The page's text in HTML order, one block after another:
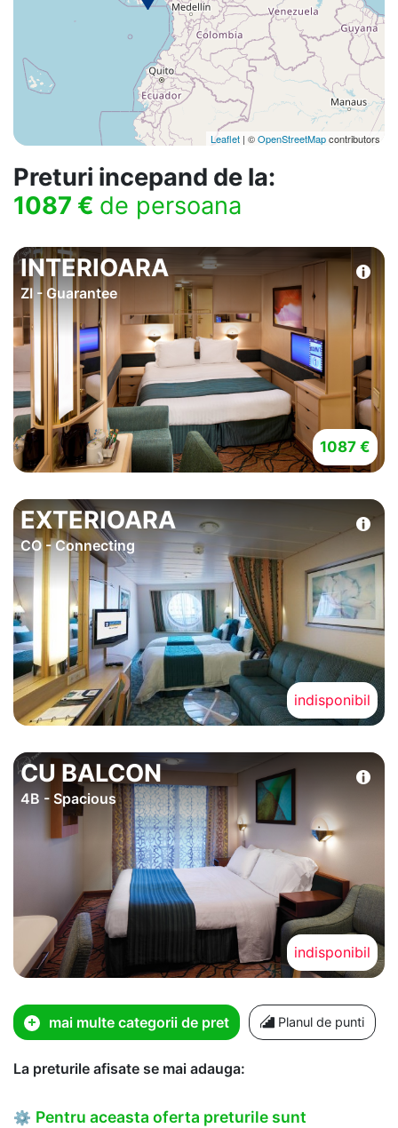
Leaflet | ©OpenStreetMapcontributors
Preturi incepand de la:
1087 € de persoana
INTERIOARA
ZI - Guarantee
1087 €
EXTERIOARA
CO - Connecting
indisponibil
CU BALCON
4B - Spacious
indisponibil
mai multe categorii de pret Planul de punti
La preturile afisate se mai adauga:
⚙ Pentru aceasta oferta preturile sunt